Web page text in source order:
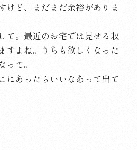
けど、まだまだ余裕がありま
て。最近のお宅では見せる収
すよね。うちも欲しくなった
って。
にあったらいいなあって出て